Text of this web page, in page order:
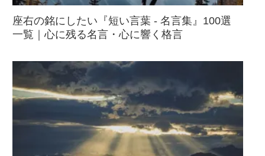
座右の銘にしたい『短い言葉 - 名言集』100選
一覧｜心に残る名言・心に響く格言